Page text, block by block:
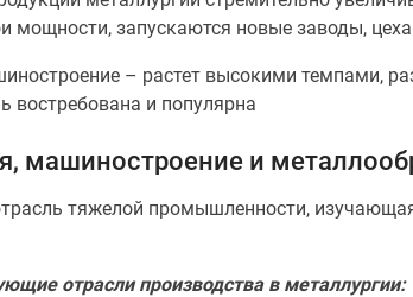
мощности, запускаются новые заводы,
– растет высокими темпами,
востребована и популярна
машиностроение и
тяжелой промышленности,
отрасли производства в металлургии: